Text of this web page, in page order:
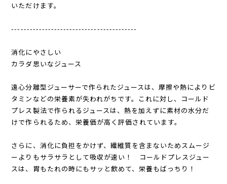
いただけます。
-----------------------------------------
消化にやさしい
カラダ思いなジュース
遠心分離型ジューサーで作られたジュースは、摩擦や熱によりビ
タミンなどの栄養素が失われがちです。これに対し、コールド
プレス製法で作られるジュースは、熱を加えずに素材の水分だ
けで作られるため、栄養価が高く評価されています。
さらに、消化に負担をかけず、繊維質を含まないためスムージ
ーよりもサラサラとして吸収が速い！ コールドプレスジュー
スは、胃もたれの時にもサッと飲めて、栄養もばっちり！